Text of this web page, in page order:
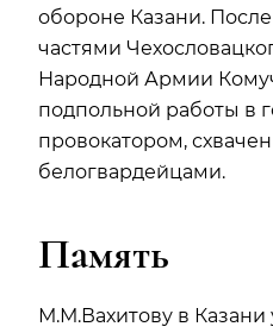
обороне Казани. После
частями
Народной Армии
подпольной работы в
провокатором,
белогвардейцами.
Память
М.М.Вахитову в